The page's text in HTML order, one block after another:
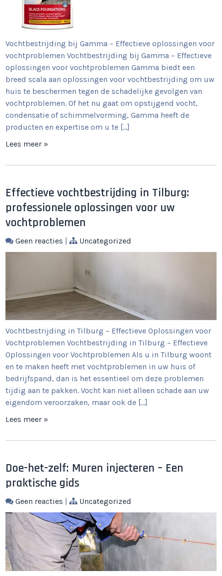
Vochtbestrijding bij Gamma – Effectieve oplossingen voor
vochtproblemen Vochtbestrijding bij Gamma – Effectieve
oplossingen voor vochtproblemen Gamma biedt een
breed scala aan oplossingen voor vochtbestrijding om uw
huis te beschermen tegen de schadelijke gevolgen van
vochtproblemen. Of het nu gaat om opstijgend vocht,
condensatie of schimmelvorming, Gamma heeft de
producten en expertise om u te […]
Lees meer »
Effectieve vochtbestrijding in Tilburg:
professionele oplossingen voor uw
vochtproblemen
Geen reacties | Uncategorized
Vochtbestrijding in Tilburg – Effectieve Oplossingen voor
Vochtproblemen Vochtbestrijding in Tilburg – Effectieve
Oplossingen voor Vochtproblemen Als u in Tilburg woont
en te maken heeft met vochtproblemen in uw huis of
bedrijfspand, dan is het essentieel om deze problemen
tijdig aan te pakken. Vocht kan niet alleen schade aan uw
eigendom veroorzaken, maar ook de […]
Lees meer »
Doe-het-zelf: Muren injecteren – Een
praktische gids
Geen reacties | Uncategorized